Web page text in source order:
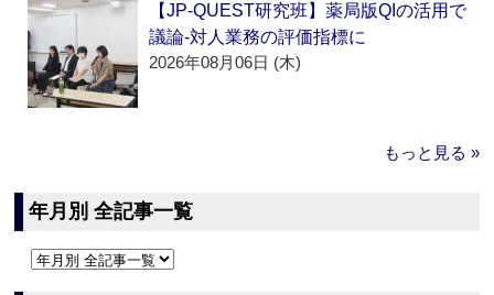
【JP-QUEST研究班】薬局版QIの活用で
議論‐対人業務の評価指標に
2026年08月06日 (木)
もっと見る »
年月別 全記事一覧